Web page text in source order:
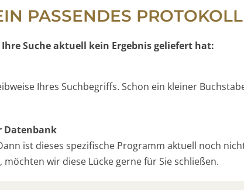
PASSENDES
Suche aktuell kein Ergebnis geliefert hat:
Ihres Suchbegriffs. Schon ein kleiner
Datenbank
ist dieses spezifische Programm aktuell noch
wir diese Lücke gerne für Sie schließen.